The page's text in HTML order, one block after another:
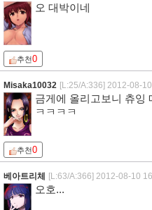
오 대박이네
추천0
Misaka10032 [L:25/A:336] 2012-08-
금게에 올리고보니 츄잉
ㅋㅋㅋㅋ
추천0
베아트리체 [L:63/A:366] 2012-08-10
오호...